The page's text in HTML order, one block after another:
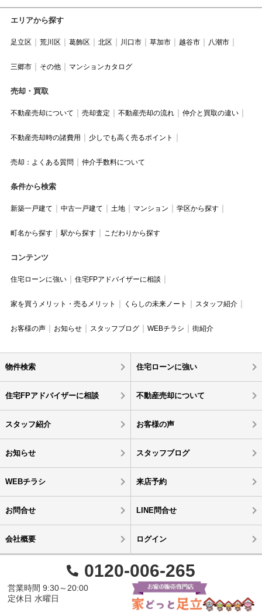
エリアから探す
足立区 荒川区 葛飾区 北区 川口市 草加市 越谷市 八潮市
三郷市 その他 マンションカタログ
売却・買取
不動産売却について 売却査定 不動産売却の流れ 仲介と買取の違い
不動産売却時の諸費用 少しでも高く売るポイント
売却：よくある質問 仲介手数料について
条件から検索
新築一戸建て 中古一戸建て 土地 マンション 学区から探す
町名から探す 駅から探す こだわりから探す
コンテンツ
住宅ローンに強い 住宅FPアドバイザーに相談
家を買うメリット・売るメリット くらしの未来ノート スタッフ紹介
お客様の声 お知らせ スタッフブログ WEBチラシ 街紹介
物件検索 住宅ローンに強い
住宅FPアドバイザーに相談 不動産売却について
スタッフ紹介 お客様の声
お知らせ スタッフブログ
WEBチラシ 来店予約
お問合せ LINE問合せ
会社概要 ログイン
0120-006-265
営業時間 9:30～20:00
定休日 水曜日